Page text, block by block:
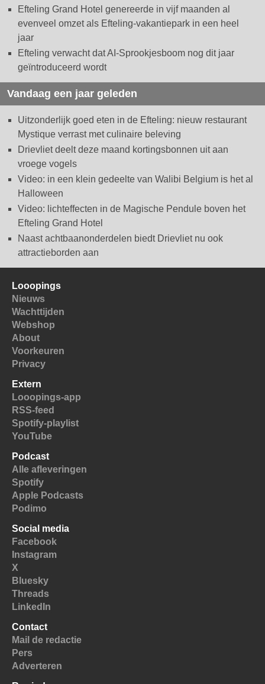
Efteling Grand Hotel genereerde in vijf maanden al
evenveel omzet als Efteling-vakantiepark in een heel
jaar
Efteling verwacht dat AI-Sprookjesboom nog dit jaar
geïntroduceerd wordt
Vandaag een jaar geleden
Uitzonderlijk goed eten in de Efteling: nieuw restaurant
Mystique verrast met culinaire beleving
Drievliet deelt deze maand kortingsbonnen uit aan
vroege vogels
Video: in een klein gedeelte van Walibi Belgium is het al
Halloween
Video: lichteffecten in de Magische Pendule boven het
Efteling Grand Hotel
Naast achtbaanonderdelen biedt Drievliet nu ook
attractieborden aan
Looopings
Nieuws
Wachttijden
Webshop
About
Voorkeuren
Privacy
Extern
Looopings-app
RSS-feed
Spotify-playlist
YouTube
Podcast
Alle afleveringen
Spotify
Apple Podcasts
Podimo
Social media
Facebook
Instagram
X
Bluesky
Threads
LinkedIn
Contact
Mail de redactie
Pers
Adverteren